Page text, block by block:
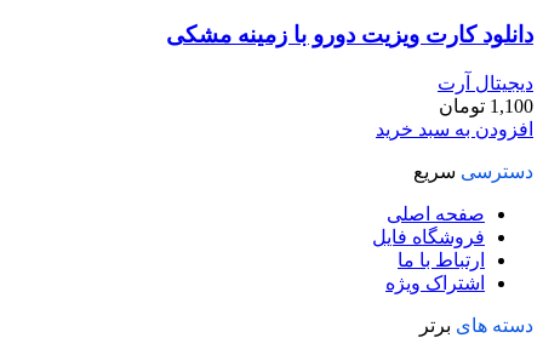
دانلود کارت ويزيت دورو با زمینه مشکی
دیجیتال آرت
1,100 تومان
افزودن به سبد خرید
دسترسی سریع
صفحه اصلی
فروشگاه فایل
ارتباط با ما
اشتراک ویژه
دسته های برتر